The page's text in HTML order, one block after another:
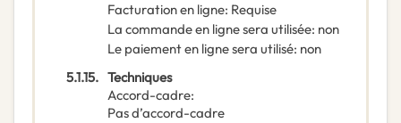
Facturation en ligne: Requise
La commande en ligne sera utilisée: non
Le paiement en ligne sera utilisé: non
5.1.15. Techniques
Accord-cadre:
Pas d’accord-cadre